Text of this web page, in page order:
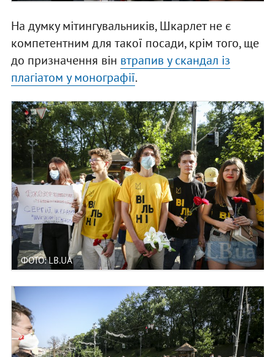
На думку мітингувальників, Шкарлет не є
компетентним для такої посади, крім того, ще
до призначення він втрапив у скандал із
плагіатом у монографії.
ФОТО: LB.UA